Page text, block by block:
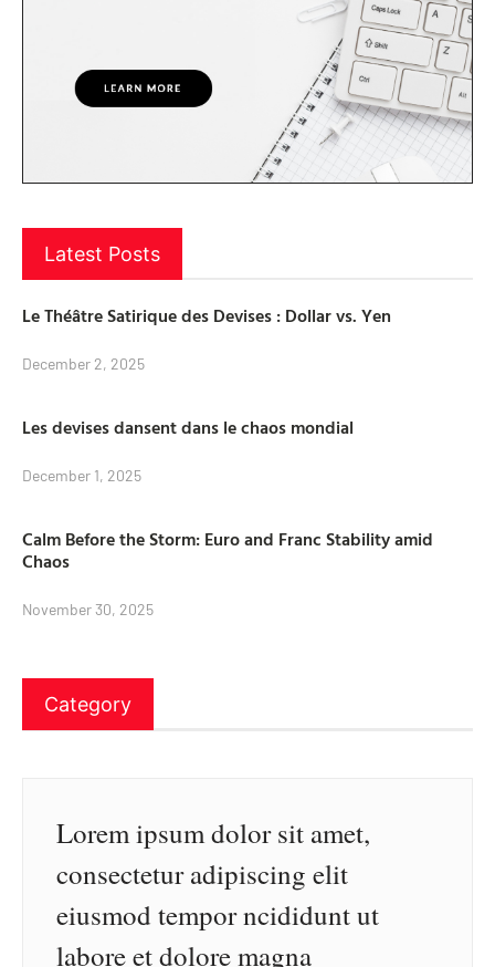
Latest Posts
Le Théâtre Satirique des Devises : Dollar vs. Yen
December 2, 2025
Les devises dansent dans le chaos mondial
December 1, 2025
Calm Before the Storm: Euro and Franc Stability amid
Chaos
November 30, 2025
Category
Lorem ipsum dolor sit amet,
consectetur adipiscing elit
eiusmod tempor ncididunt ut
labore et dolore magna